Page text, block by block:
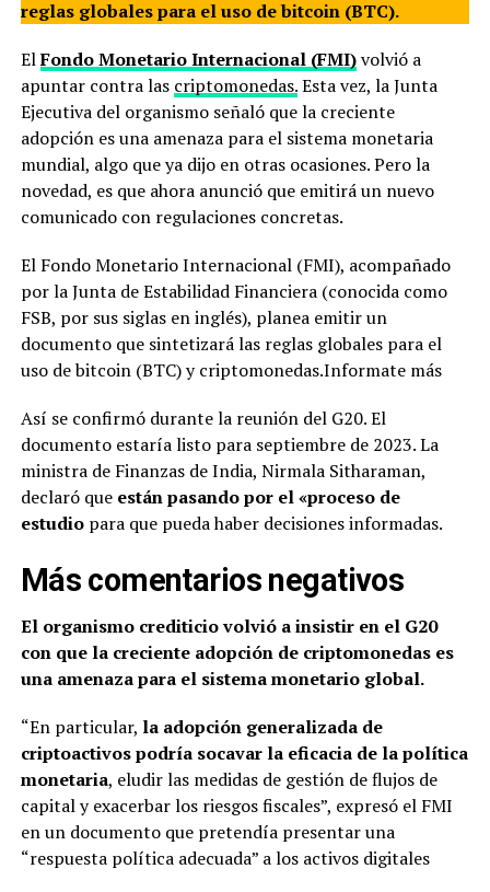
reglas globales para el uso de bitcoin (BTC).
ElFondo Monetario Internacional (FMI)volvió a
apuntar contra las criptomonedas.Esta vez, la Junta
Ejecutiva del organismo señaló que la creciente
adopción es una amenaza para el sistema monetaria
mundial, algo que ya dijo en otras ocasiones. Pero la
novedad, es que ahora anunció que emitirá un nuevo
comunicado con regulaciones concretas.
El Fondo Monetario Internacional (FMI), acompañado
por la Junta de Estabilidad Financiera (conocida como
FSB, por sus siglas en inglés), planea emitir un
documento que sintetizará las reglas globales para el
uso de bitcoin (BTC) y criptomonedas.Informate más
Así se confirmó durante la reunión del G20. El
documento estaría listo para septiembre de 2023. La
ministra de Finanzas de India, Nirmala Sitharaman,
declaró que están pasando por el «proceso de
estudio para que pueda haber decisiones informadas.
Más comentarios negativos
El organismo crediticio volvió a insistir en el G20
con que la creciente adopción de criptomonedas es
una amenaza para el sistema monetario global.
“En particular, la adopción generalizada de
criptoactivos podría socavar la eficacia de la política
monetaria, eludir las medidas de gestión de flujos de
capital y exacerbar los riesgos fiscales”, expresó el FMI
en un documento que pretendía presentar una
“respuesta política adecuada” a los activos digitales